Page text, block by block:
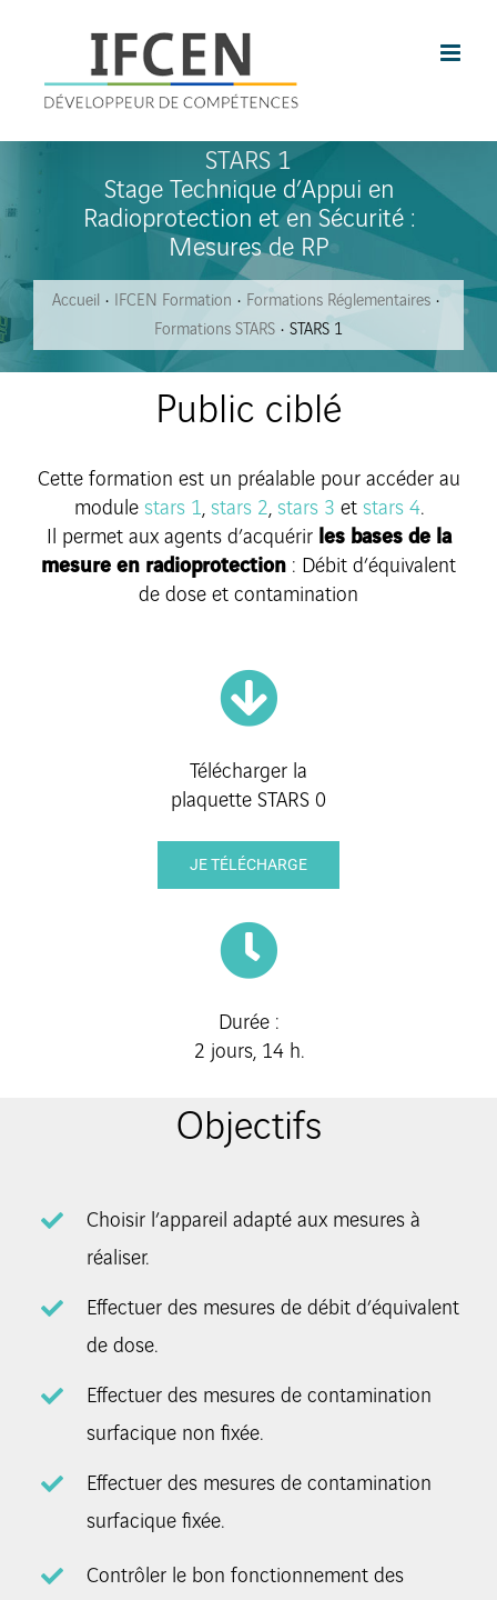
STARS 1
Stage Technique d’Appui en
Radioprotection et en Sécurité :
Mesures de RP
Accueil IFCEN Formation
Formations Réglementaires
Formations STARS
STARS 1
Public ciblé
Cette formation est un préalable pour accéder au
module stars 1, stars 2, stars 3 et stars 4.
Il permet aux agents d’acquérir les bases de la
mesure en radioprotection : Débit d’équivalent
de dose et contamination
Télécharger la
plaquette STARS 0
JE TÉLÉCHARGE
Durée :
2 jours, 14 h.
Objectifs
Choisir l’appareil adapté aux mesures à
réaliser.
Effectuer des mesures de débit d’équivalent
de dose.
Effectuer des mesures de contamination
surfacique non fixée.
Effectuer des mesures de contamination
surfacique fixée.
Contrôler le bon fonctionnement des